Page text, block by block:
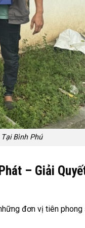
Bình Phú
– Giải
đơn vị tiên